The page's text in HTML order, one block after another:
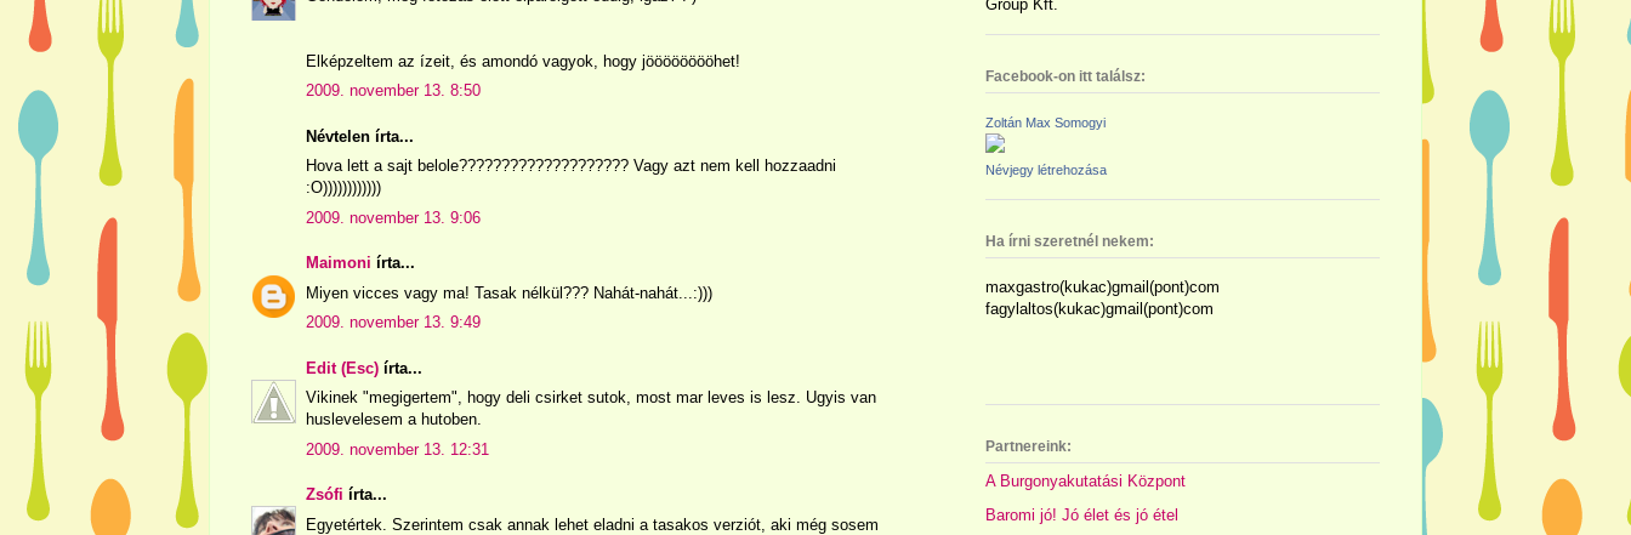
Elképzeltem az ízeit, és amondó vagyok, hogy jööööööööhet!
2009. november 13. 8:50
Névtelen írta...
Hova lett a sajt belole???????????????????? Vagy azt nem kell hozzaadni
:O))))))))))))
2009. november 13. 9:06
Maimoni írta...
Miyen vicces vagy ma! Tasak nélkül??? Nahát-nahát...:)))
2009. november 13. 9:49
Edit (Esc) írta...
Vikinek "megigertem", hogy deli csirket sutok, most mar leves is lesz. Ugyis van
huslevelesem a hutoben.
2009. november 13. 12:31
Zsófi írta...
Egyetértek. Szerintem csak annak lehet eladni a tasakos verziót, aki még sosem
Group Kft.
Facebook-on itt találsz:
Zoltán Max Somogyi
Névjegy létrehozása
Ha írni szeretnél nekem:
maxgastro(kukac)gmail(pont)com
fagylaltos(kukac)gmail(pont)com
Partnereink:
A Burgonyakutatási Központ
Baromi jó! Jó élet és jó étel